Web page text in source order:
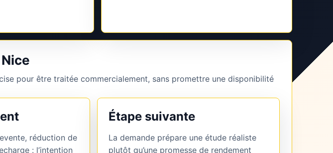
pour être traitée commercialement, sans promettre une disponibilité
réduction de
: l’intention
Étape suivante
La demande prépare une étude réaliste
plutôt qu’une promesse de rendement